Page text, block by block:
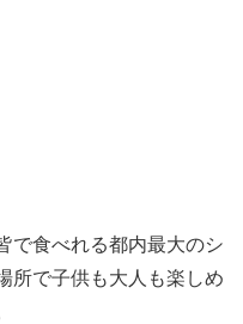
で食べれる都内最大のシ
所で子供も大人も楽しめ